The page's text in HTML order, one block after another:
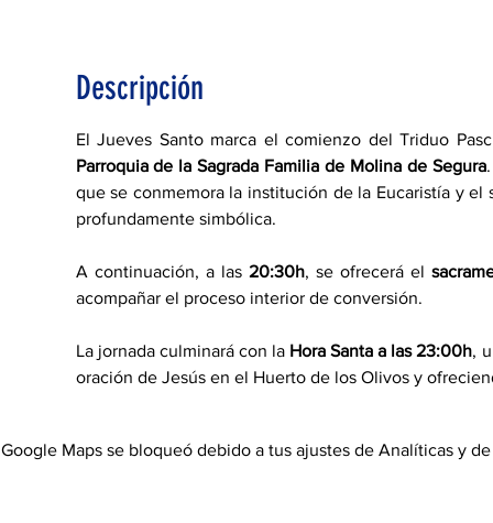
Descripción
Parroquia de la Sagrada Familia de Molina de Segura
que se conmemora la institución de la Eucaristía y
profundamente simbólica.
A continuación, a las 20:30h, se ofrecerá el
acompañar el proceso interior de conversión.
La jornada culminará con la Hora Santa a las 23:00h,
oración de Jesús en el Huerto de los Olivos y
Google Maps se bloqueó debido a tus ajustes de Analíticas y